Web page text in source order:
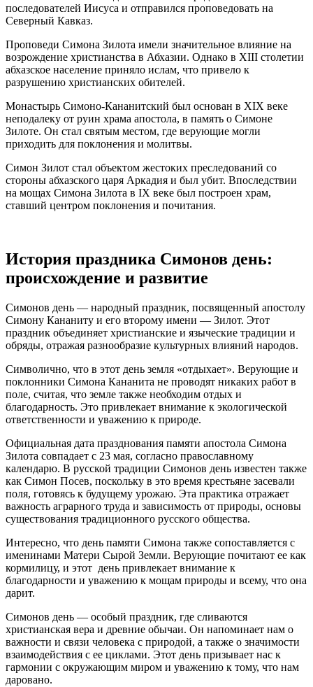
последователей Иисуса и отправился проповедовать на
Северный Кавказ.
Проповеди Симона Зилота имели значительное влияние на
возрождение христианства в Абхазии. Однако в XIII столетии
абхазское население приняло ислам, что привело к
разрушению христианских обителей.
Монастырь Симоно-Кананитский был основан в XIX веке
неподалеку от руин храма апостола, в память о Симоне
Зилоте. Он стал святым местом, где верующие могли
приходить для поклонения и молитвы.
Симон Зилот стал объектом жестоких преследований со
стороны абхазского царя Аркадия и был убит. Впоследствии
на мощах Симона Зилота в IX веке был построен храм,
ставший центром поклонения и почитания.
История праздника Симонов день:
происхождение и развитие
Симонов день — народный праздник, посвященный апостолу
Симону Кананиту и его второму имени — Зилот. Этот
праздник объединяет христианские и языческие традиции и
обряды, отражая разнообразие культурных влияний народов.
Символично, что в этот день земля «отдыхает». Верующие и
поклонники Симона Кананита не проводят никаких работ в
поле, считая, что земле также необходим отдых и
благодарность. Это привлекает внимание к экологической
ответственности и уважению к природе.
Официальная дата празднования памяти апостола Симона
Зилота совпадает с 23 мая, согласно православному
календарю. В русской традиции Симонов день известен также
как Симон Посев, поскольку в это время крестьяне засевали
поля, готовясь к будущему урожаю. Эта практика отражает
важность аграрного труда и зависимость от природы, основы
существования традиционного русского общества.
Интересно, что день памяти Симона также сопоставляется с
именинами Матери Сырой Земли. Верующие почитают ее как
кормилицу, и этот день привлекает внимание к
благодарности и уважению к мощам природы и всему, что она
дарит.
Симонов день — особый праздник, где сливаются
христианская вера и древние обычаи. Он напоминает нам о
важности и связи человека с природой, а также о значимости
взаимодействия с ее циклами. Этот день призывает нас к
гармонии с окружающим миром и уважению к тому, что нам
даровано.